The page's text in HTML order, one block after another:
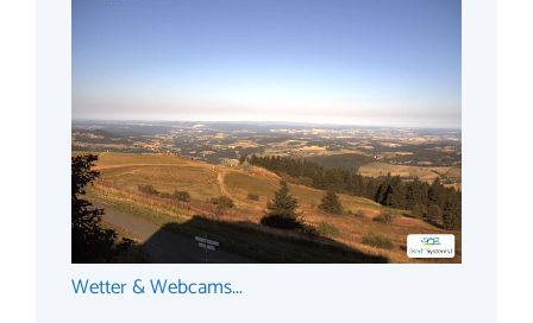
Wetter & Webcams...